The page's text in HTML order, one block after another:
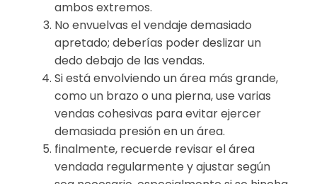
ambos extremos.
No envuelvas el vendaje demasiado
apretado; deberías poder deslizar un
dedo debajo de las vendas.
Si está envolviendo un área más grande,
como un brazo o una pierna, use varias
vendas cohesivas para evitar ejercer
demasiada presión en un área.
finalmente, recuerde revisar el área
vendada regularmente y ajustar según